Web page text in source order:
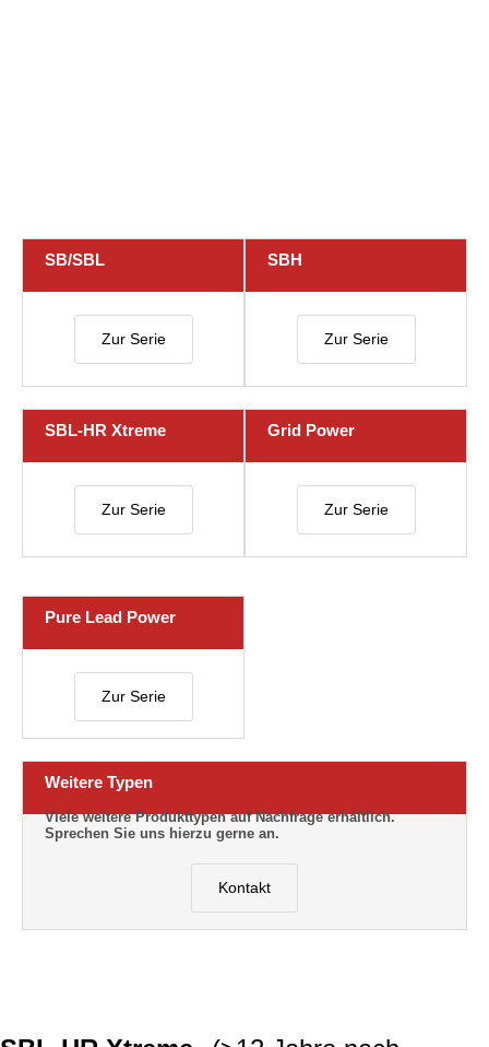
SB/SBL
Zur Serie
SBH
Zur Serie
SBL-HR Xtreme
Zur Serie
Grid Power
Zur Serie
Pure Lead Power
Zur Serie
Weitere Typen
Viele weitere Produkttypen auf Nachfrage erhältlich.
Sprechen Sie uns hierzu gerne an.
Kontakt